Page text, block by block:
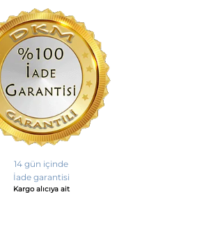
14 gün içinde
İade garantisi
Kargo alıcıya ait